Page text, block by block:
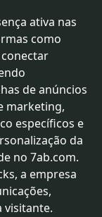
ativa nas
como
de anúncios
marketing,
específicos e
da
no 7ab.com.
a empresa
visitante.